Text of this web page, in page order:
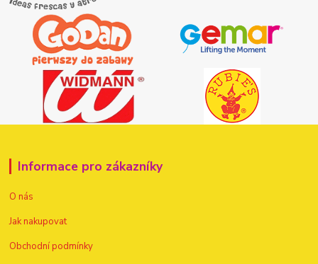
Informace pro zákazníky
O nás
Jak nakupovat
Obchodní podmínky